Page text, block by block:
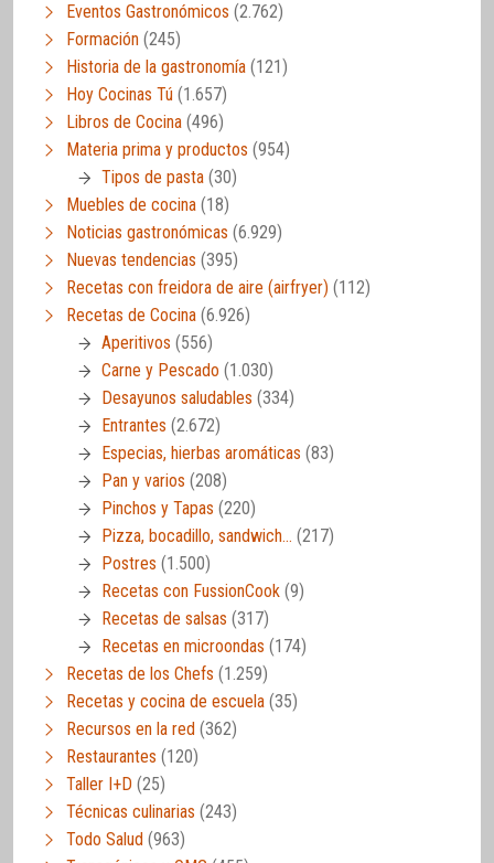
Eventos Gastronómicos (2.762)
Formación (245)
Historia de la gastronomía (121)
Hoy Cocinas Tú (1.657)
Libros de Cocina (496)
Materia prima y productos (954)
Tipos de pasta (30)
Muebles de cocina (18)
Noticias gastronómicas (6.929)
Nuevas tendencias (395)
Recetas con freidora de aire (airfryer) (112)
Recetas de Cocina (6.926)
Aperitivos (556)
Carne y Pescado (1.030)
Desayunos saludables (334)
Entrantes (2.672)
Especias, hierbas aromáticas (83)
Pan y varios (208)
Pinchos y Tapas (220)
Pizza, bocadillo, sandwich… (217)
Postres (1.500)
Recetas con FussionCook (9)
Recetas de salsas (317)
Recetas en microondas (174)
Recetas de los Chefs (1.259)
Recetas y cocina de escuela (35)
Recursos en la red (362)
Restaurantes (120)
Taller I+D (25)
Técnicas culinarias (243)
Todo Salud (963)